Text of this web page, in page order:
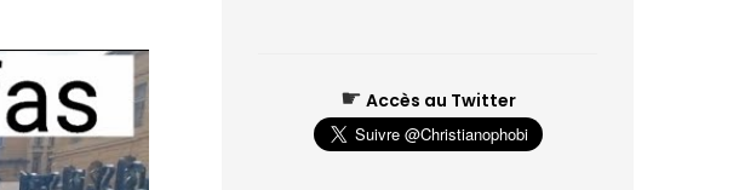
☛ Accès au Twitter